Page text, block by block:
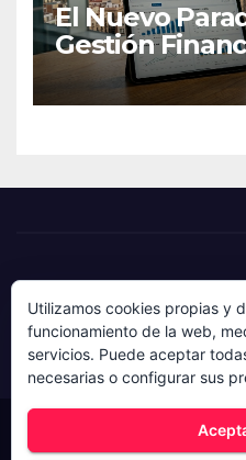
El Nuevo
Gestión
Estrategias de
para Pymes
Funciona gracias a WordPress|
Utilizamos cookies propias y
funcionamiento de la web,
servicios. Puede aceptar
necesarias o configurar sus